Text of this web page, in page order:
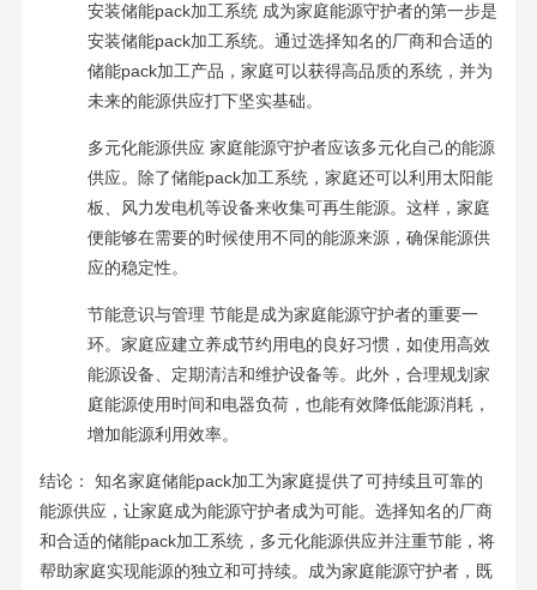
安装储能pack加工系统 成为家庭能源守护者的第一步是
安装储能pack加工系统。通过选择知名的厂商和合适的
储能pack加工产品，家庭可以获得高品质的系统，并为
未来的能源供应打下坚实基础。
多元化能源供应 家庭能源守护者应该多元化自己的能源
供应。除了储能pack加工系统，家庭还可以利用太阳能
板、风力发电机等设备来收集可再生能源。这样，家庭
便能够在需要的时候使用不同的能源来源，确保能源供
应的稳定性。
节能意识与管理 节能是成为家庭能源守护者的重要一
环。家庭应建立养成节约用电的良好习惯，如使用高效
能源设备、定期清洁和维护设备等。此外，合理规划家
庭能源使用时间和电器负荷，也能有效降低能源消耗，
增加能源利用效率。
结论： 知名家庭储能pack加工为家庭提供了可持续且可靠的
能源供应，让家庭成为能源守护者成为可能。选择知名的厂商
和合适的储能pack加工系统，多元化能源供应并注重节能，将
帮助家庭实现能源的独立和可持续。成为家庭能源守护者，既